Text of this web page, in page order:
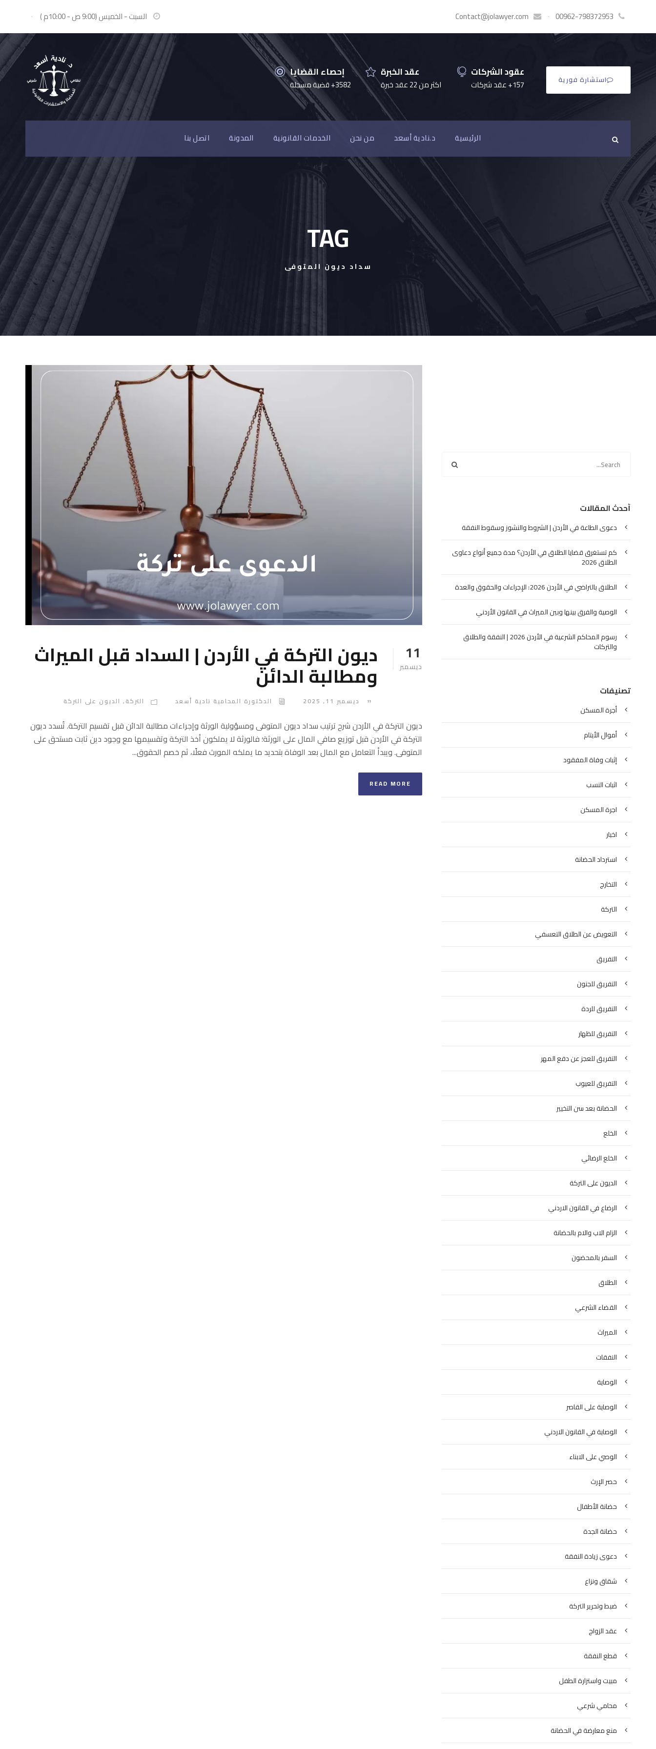
السبت - الخميس (9:00 ص - 10:00م ) · 00962-798372953
·
Contact@jolawyer.com
إحصاء القضايا
3582+ قضية مسجلة
عقد الخبرة
اكثر من 22 عقد خبرة
عقود الشركات
157+ عقد شركات استشارة فورية
الرئيسية د.نادية أسعد من نحن الخدمات القانونية المدونة اتصل بنا
TAG
سداد ديون المتوفى
11
ديسمبر ديون التركة في الأردن | السداد قبل الميراث
ومطالبة الدائن
ديسمبر 11, 2025 الدكتورة المحامية نادية أسعد التركة, الديون على التركة
ديون التركة في الأردن شرح ترتيب سداد ديون المتوفى ومسؤولية الورثة وإجراءات مطالبة الدائن قبل تقسيم التركة. تُسدد ديون
التركة في الأردن قبل توزيع صافي المال على الورثة؛ فالورثة لا يملكون أخذ التركة وتقسيمها مع وجود دين ثابت مستحق على
المتوفى. ويبدأ التعامل مع المال بعد الوفاة بتحديد ما يملكه المورث فعلًا، ثم خصم الحقوق...
READ MORE
أحدث المقالات
دعوى الطاعة في الأردن | الشروط والنشوز وسقوط النفقة
كم تستغرق قضايا الطلاق في الأردن؟ مدة جميع أنواع دعاوى
الطلاق 2026
الطلاق بالتراضي في الأردن 2026: الإجراءات والحقوق والعدة
الوصية والفرق بينها وبين الميراث في القانون الأردني
رسوم المحاكم الشرعية في الأردن 2026 | النفقة والطلاق
والتركات
تصنيفات
أجرة المسكن
أموال الأيتام
إثبات وفاة المفقود
اثبات النسب
اجرة المسكن
اخبار
استرداد الحضانة
التخارج
التركة
التعويض عن الطلاق التعسفي
التفريق
التفريق للجنون
التفريق للردة
التفريق للظهار
التفريق للعجز عن دفع المهر
التفريق للعيوب
الحضانة بعد سن التخيير
الخلع
الخلع الرضائي
الديون على التركة
الرضاع في القانون الاردني
الزام الاب والام بالحضانة
السفر بالمحضون
الطلاق
القضاء الشرعي
الميراث
النفقات
الوصاية
الوصاية على القاصر
الوصاية في القانون الاردني
الوصي على الابناء
حصر الإرث
حضانة الأطفال
حضانة الجدة
دعوى زيادة النفقة
شقاق ونزاع
ضبط وتحرير التركة
عقد الزواج
قطع النفقة
مبيت واستزارة الطفل
محامي شرعي
منع معارضة في الحضانة